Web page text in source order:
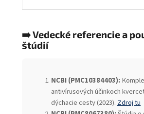
➡️ Vedecké referencie a
štúdií
NCBI (PMC10384403):
antivírusových účinkoch
dýchacie cesty (2023).Zdroj tu